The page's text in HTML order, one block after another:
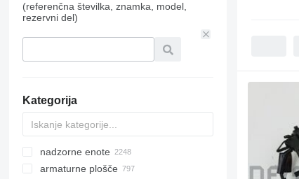
(referenčna številka, znamka, model,
rezervni del)
Kategorija
nadzorne enote
armaturne plošče